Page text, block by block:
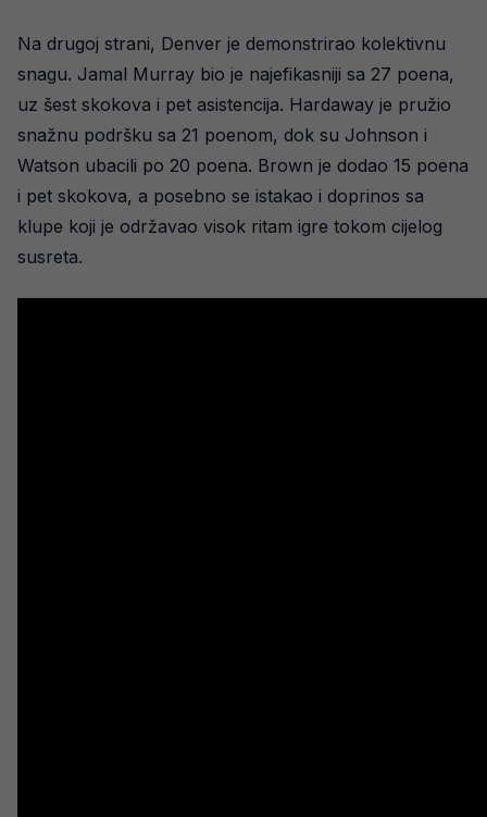
Na drugoj strani, Denver je demonstrirao kolektivnu
snagu. Jamal Murray bio je najefikasniji sa 27 poena,
uz šest skokova i pet asistencija. Hardaway je pružio
snažnu podršku sa 21 poenom, dok su Johnson i
Watson ubacili po 20 poena. Brown je dodao 15 poena
i pet skokova, a posebno se istakao i doprinos sa
klupe koji je održavao visok ritam igre tokom cijelog
susreta.